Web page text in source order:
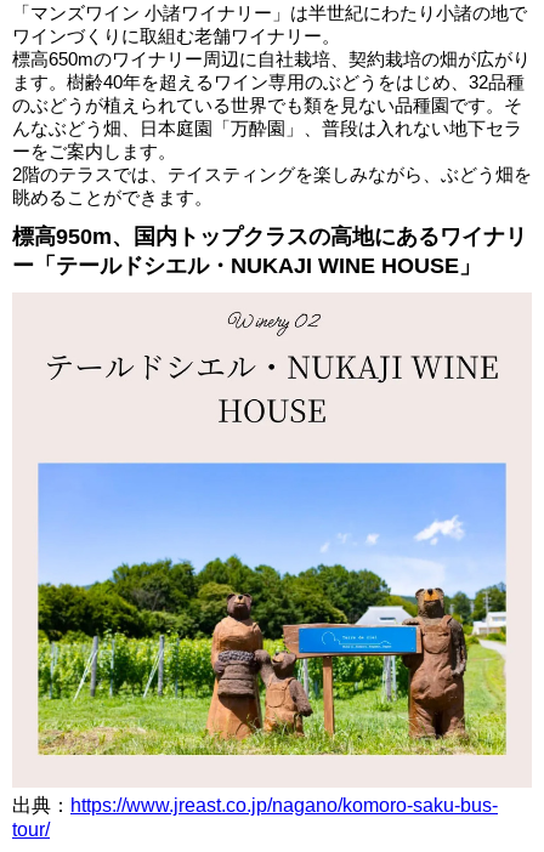
「マンズワイン 小諸ワイナリー」は半世紀にわたり小諸の地で
ワインづくりに取組む老舗ワイナリー。
標高650mのワイナリー周辺に自社栽培、契約栽培の畑が広がり
ます。樹齢40年を超えるワイン専用のぶどうをはじめ、32品種
のぶどうが植えられている世界でも類を見ない品種園です。そ
んなぶどう畑、日本庭園「万酔園」、普段は入れない地下セラ
ーをご案内します。
2階のテラスでは、テイスティングを楽しみながら、ぶどう畑を
眺めることができます。
標高950m、国内トップクラスの高地にあるワイナリ
ー「テールドシエル・NUKAJI WINE HOUSE」
出典： https://www.jreast.co.jp/nagano/komoro-saku-bus-
tour/